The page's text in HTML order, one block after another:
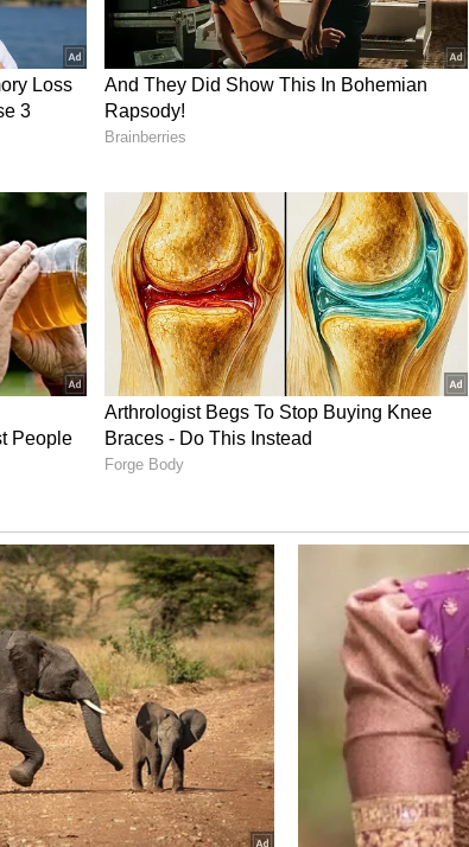
రెడ్డి కార్యాలయ సిబ్బంది చెప్పారు. ఈ విషయమై ప్రియాంక
కోమటిరెడ్డి వెంకట్ రెడ్డి కార్యాలయం తెలిపింది.
సీఎం రేసులో లేనని తేల్చిన కోమటిరెడ్డి వెంకట్ రెడ్డి
తెలంగాణలో కూడా కాంగ్రెస్ ప్రభుత్వం ఏర్పడే అవకాశం